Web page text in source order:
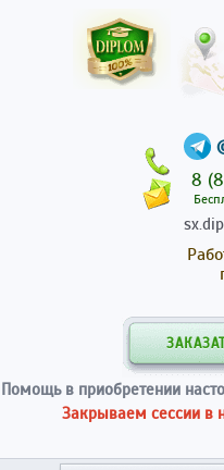
8
Помощь в приобретении
Закрываем сессии в